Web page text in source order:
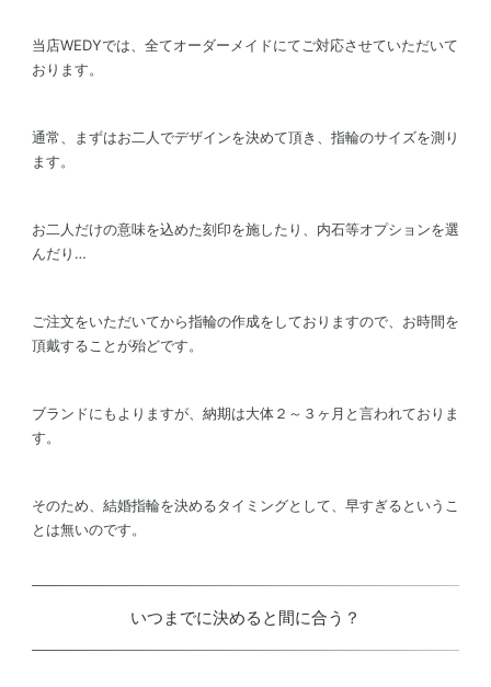
当店WEDYでは、全てオーダーメイドにてご対応させていただいて
おります。
通常、まずはお二人でデザインを決めて頂き、指輪のサイズを測り
ます。
お二人だけの意味を込めた刻印を施したり、内石等オプションを選
んだり…
ご注文をいただいてから指輪の作成をしておりますので、お時間を
頂戴することが殆どです。
ブランドにもよりますが、納期は大体２～３ヶ月と言われておりま
す。
そのため、結婚指輪を決めるタイミングとして、早すぎるというこ
とは無いのです。
いつまでに決めると間に合う？